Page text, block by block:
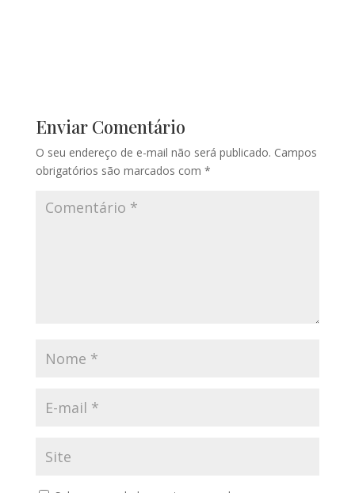
Enviar Comentário
O seu endereço de e-mail não será publicado. Campos
obrigatórios são marcados com *